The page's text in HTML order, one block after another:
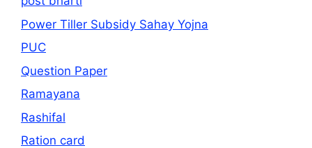
Power Tiller Subsidy Sahay Yojna
PUC
Question Paper
Ramayana
Rashifal
Ration card